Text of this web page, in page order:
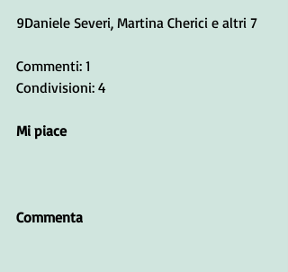
9Daniele Severi, Martina Cherici e altri 7
Commenti: 1
Condivisioni: 4
Mi piace
Commenta